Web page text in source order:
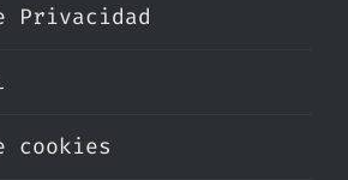
Privacidad
cookies